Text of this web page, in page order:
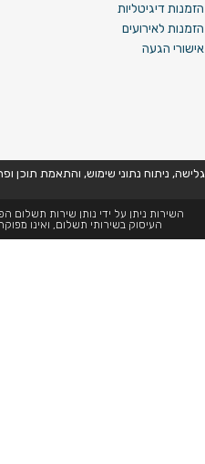
הזמנות דיגיטליות
הזמנות לאירועים
אישורי הגעה
השירות ניתן על ידי נותן שירות
העיסוק בשירותי תשלום, ואינו